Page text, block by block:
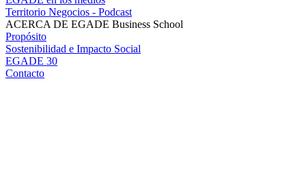
Territorio Negocios - Podcast
ACERCA DE EGADE Business School
Propósito
Sostenibilidad e Impacto Social
EGADE 30
Contacto